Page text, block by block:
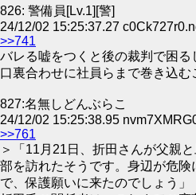
826: 警備員[Lv.1][警]
24/12/02 15:25:37.27
>>741
バレる嘘をつくと後の裁判で困る
口裏合わせに社員らまで巻き込む
827:名無しどんぶらこ
24/12/02 15:25:38.95
>>761
＞「11月21日、折田さんが父親
部を訪れたそうです。身辺が危険
で、保護願いに来たのでしょう」